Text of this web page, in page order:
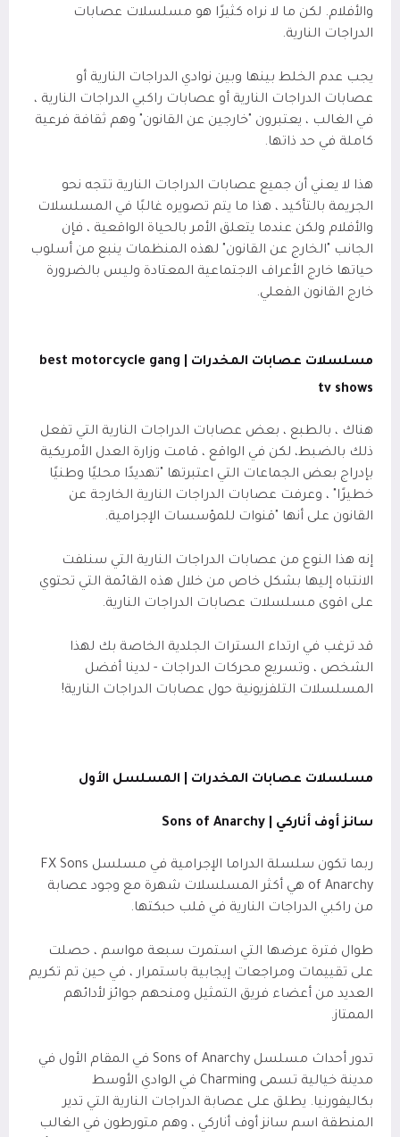
والأفلام. لكن ما لا نراه كثيرًا هو مسلسلات عصابات
الدراجات النارية.
يجب عدم الخلط بينها وبين نوادي الدراجات النارية أو
عصابات الدراجات النارية أو عصابات راكبي الدراجات النارية ،
في الغالب ، يعتبرون "خارجين عن القانون" وهم ثقافة فرعية
كاملة في حد ذاتها.
هذا لا يعني أن جميع عصابات الدراجات النارية تتجه نحو
الجريمة بالتأكيد ، هذا ما يتم تصويره غالبًا في المسلسلات
والأفلام ولكن عندما يتعلق الأمر بالحياة الواقعية ، فإن
الجانب "الخارج عن القانون" لهذه المنظمات ينبع من أسلوب
حياتها خارج الأعراف الاجتماعية المعتادة وليس بالضرورة
خارج القانون الفعلي.
مسلسلات عصابات المخدرات | best motorcycle gang
tv shows
هناك ، بالطبع ، بعض عصابات الدراجات النارية التي تفعل
ذلك بالضبط، لكن في الواقع ، قامت وزارة العدل الأمريكية
بإدراج بعض الجماعات التي اعتبرتها "تهديدًا محليًا وطنيًا
خطيرًا" ، وعرفت عصابات الدراجات النارية الخارجة عن
القانون على أنها "قنوات للمؤسسات الإجرامية.
إنه هذا النوع من عصابات الدراجات النارية التي سنلفت
الانتباه إليها بشكل خاص من خلال هذه القائمة التي تحتوي
على اقوى مسلسلات عصابات الدراجات النارية.
قد ترغب في ارتداء السترات الجلدية الخاصة بك لهذا
الشخص ، وتسريع محركات الدراجات - لدينا أفضل
المسلسلات التلفزيونية حول عصابات الدراجات النارية!
مسلسلات عصابات المخدرات | المسلسل الأول
سانز أوف أناركي | Sons of Anarchy
ربما تكون سلسلة الدراما الإجرامية في مسلسل FX Sons
of Anarchy هي أكثر المسلسلات شهرة مع وجود عصابة
من راكبي الدراجات النارية في قلب حبكتها.
طوال فترة عرضها التي استمرت سبعة مواسم ، حصلت
على تقييمات ومراجعات إيجابية باستمرار ، في حين تم تكريم
العديد من أعضاء فريق التمثيل ومنحهم جوائز لأدائهم
الممتاز.
تدور أحداث مسلسل Sons of Anarchy في المقام الأول في
مدينة خيالية تسمى Charming في الوادي الأوسط
بكاليفورنيا. يطلق على عصابة الدراجات النارية التي تدير
المنطقة اسم سانز أوف أناركي ، وهم متورطون في الغالب